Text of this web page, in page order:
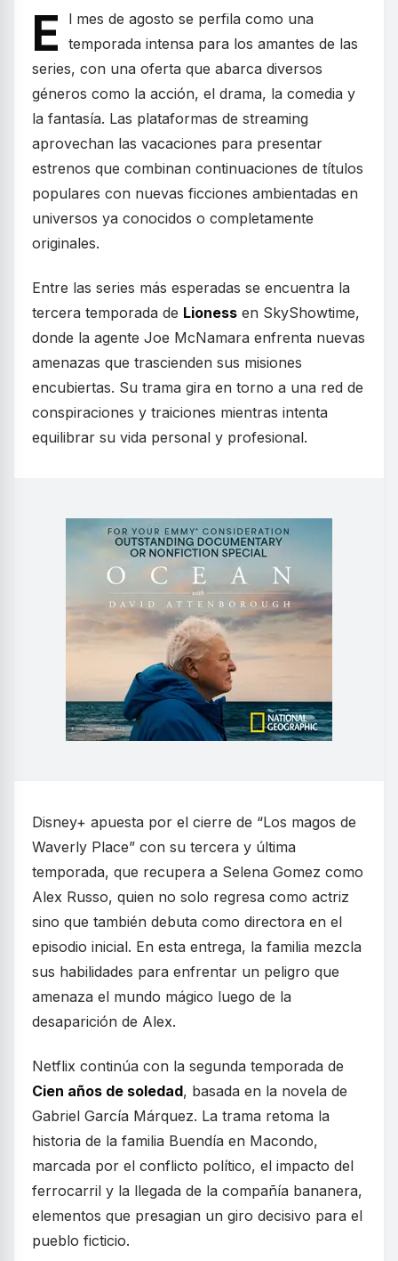
E
l mes de agosto se perfila como una
temporada intensa para los amantes de las
series, con una oferta que abarca diversos
géneros como la acción, el drama, la comedia y
la fantasía. Las plataformas de streaming
aprovechan las vacaciones para presentar
estrenos que combinan continuaciones de títulos
populares con nuevas ficciones ambientadas en
universos ya conocidos o completamente
originales.
Entre las series más esperadas se encuentra la
tercera temporada de Lioness en SkyShowtime,
donde la agente Joe McNamara enfrenta nuevas
amenazas que trascienden sus misiones
encubiertas. Su trama gira en torno a una red de
conspiraciones y traiciones mientras intenta
equilibrar su vida personal y profesional.
Disney+ apuesta por el cierre de “Los magos de
Waverly Place” con su tercera y última
temporada, que recupera a Selena Gomez como
Alex Russo, quien no solo regresa como actriz
sino que también debuta como directora en el
episodio inicial. En esta entrega, la familia mezcla
sus habilidades para enfrentar un peligro que
amenaza el mundo mágico luego de la
desaparición de Alex.
Netflix continúa con la segunda temporada de
Cien años de soledad, basada en la novela de
Gabriel García Márquez. La trama retoma la
historia de la familia Buendía en Macondo,
marcada por el conflicto político, el impacto del
ferrocarril y la llegada de la compañía bananera,
elementos que presagian un giro decisivo para el
pueblo ficticio.